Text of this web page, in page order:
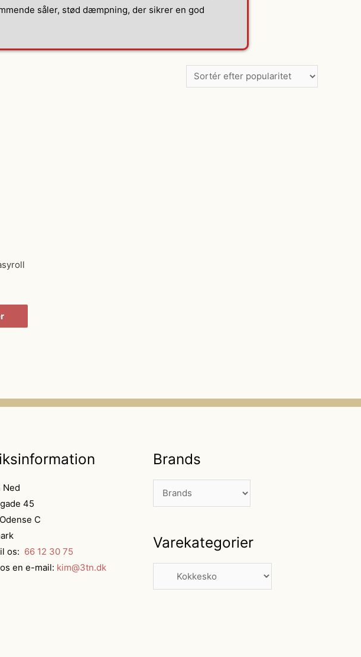
såler, stød dæmpning, der sikrer en god
Ned
45
C
os: 66 12 30 75
en e-mail: kim@3tn.dk
Brands
Varekategorier